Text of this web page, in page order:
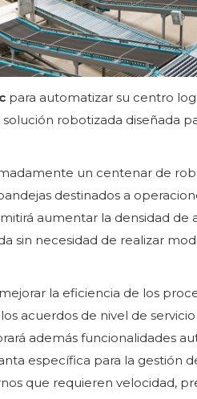
para automatizar su centro
robotizada diseñada
un centenar de
destinados a
aumentar la densidad
sin necesidad de realizar
la eficiencia de los
acuerdos de nivel de
además funcionalidades
específica para la gestión
que requieren velocidad,